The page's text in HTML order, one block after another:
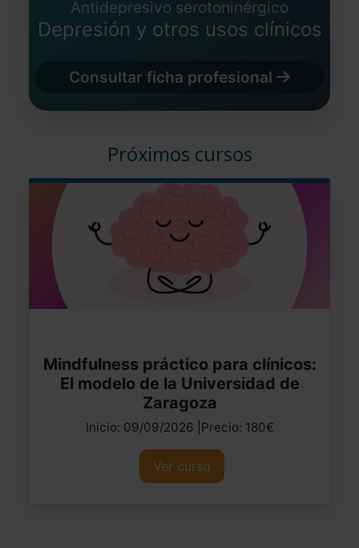
Antidepresivo serotoninérgico
Depresión y otros usos clínicos
Consultar ficha profesional
Próximos cursos
Mindfulness práctico para clínicos:
El modelo de la Universidad de
Zaragoza
Inicio: 09/09/2026 |Precio: 180€
Ver curso